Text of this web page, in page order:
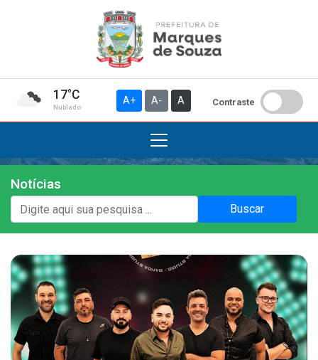
17°C
Nublado
A+ A- A Contraste
Institucional
A Prefeitura
Gabinete do Vice-prefeito
História do Município
Símbolos Oficiais
Estrutura Organizacional
Notícias
Buscar